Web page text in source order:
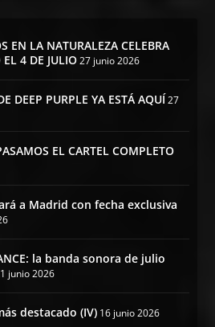
EN LA NATURALEZA CELEBRA
4 DE JULIO 27 junio 2026
DEEP PURPLE YA ESTÁ AQUÍ 27
EL CARTEL COMPLETO
a Madrid con fecha exclusiva
la banda sonora de julio
junio 2026
destacado (IV) 16 junio 2026